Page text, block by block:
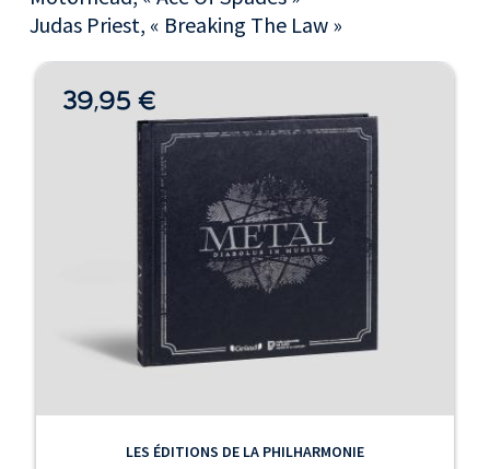
Judas Priest, « Breaking The Law »
39,95 €
LES ÉDITIONS DE LA PHILHARMONIE